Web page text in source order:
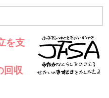
を支
回収